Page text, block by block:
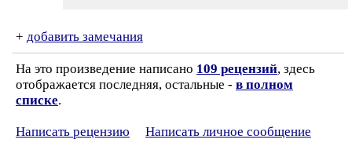
+ добавить замечания
На это произведение написано 109 рецензий, здесь
отображается последняя, остальные - в полном
списке.
Написать рецензию
Написать личное сообщение